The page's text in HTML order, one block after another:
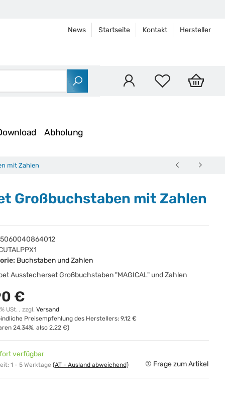
News Startseite Kontakt Hersteller
Abholung
mit Zahlen
Großbuchstaben mit Zahlen
5060040864012
Buchstaben und Zahlen
Ausstecherset Großbuchstaben "MAGICAL" und Zahlen
€
USt. , zzgl. Versand
Preisempfehlung des Herstellers: 9,12 €
24.34%, also 2,22 €)
verfügbar
1 - 5 Werktage (AT - Ausland abweichend) Frage zum Artikel